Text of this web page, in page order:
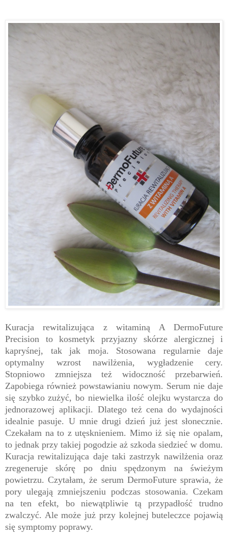
Kuracja rewitalizująca z witaminą A DermoFuture
Precision to kosmetyk przyjazny skórze alergicznej i
kapryśnej, tak jak moja. Stosowana regularnie daje
optymalny wzrost nawilżenia, wygładzenie cery.
Stopniowo zmniejsza też widoczność przebarwień.
Zapobiega również powstawianiu nowym. Serum nie daje
się szybko zużyć, bo niewielka ilość olejku wystarcza do
jednorazowej aplikacji. Dlatego też cena do wydajności
idealnie pasuje. U mnie drugi dzień już jest słonecznie.
Czekałam na to z utęsknieniem. Mimo iż się nie opalam,
to jednak przy takiej pogodzie aż szkoda siedzieć w domu.
Kuracja rewitalizująca daje taki zastrzyk nawilżenia oraz
zregeneruje skórę po dniu spędzonym na świeżym
powietrzu. Czytałam, że serum DermoFuture sprawia, że
pory ulegają zmniejszeniu podczas stosowania. Czekam
na ten efekt, bo niewątpliwie tą przypadłość trudno
zwalczyć. Ale może już przy kolejnej buteleczce pojawią
się symptomy poprawy.